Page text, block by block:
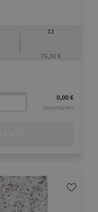
12
76,30 €
0,00 €
Gesamtpreis